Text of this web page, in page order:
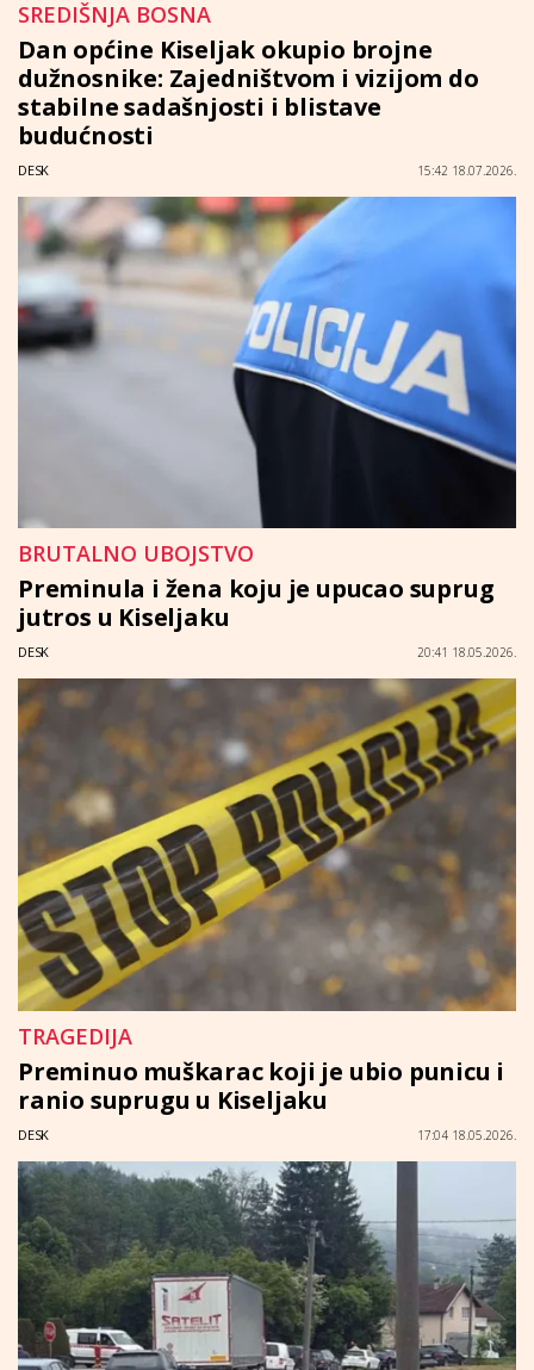
SREDIŠNJA BOSNA
Dan općine Kiseljak okupio brojne
dužnosnike: Zajedništvom i vizijom do
stabilne sadašnjosti i blistave
budućnosti
DESK 15:42 18.07.2026.
BRUTALNO UBOJSTVO
Preminula i žena koju je upucao suprug
jutros u Kiseljaku
DESK 20:41 18.05.2026.
TRAGEDIJA
Preminuo muškarac koji je ubio punicu i
ranio suprugu u Kiseljaku
DESK 17:04 18.05.2026.